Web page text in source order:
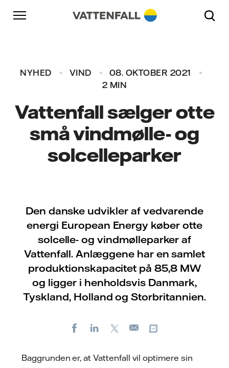
Skift til indhold
Gå til hovednavigation
Gå til sidefod
NYHED VIND
08. OKTOBER 2021
2 MIN
Vattenfall sælger otte
små vindmølle- og
solcelleparker
Den danske udvikler af vedvarende
energi European Energy køber otte
solcelle- og vindmølleparker af
Vattenfall. Anlæggene har en samlet
produktionskapacitet på 85,8 MW
og ligger i henholdsvis Danmark,
Tyskland, Holland og Storbritannien.
FacebookLinkedIn
E-
Baggrunden er, at Vattenfall vil optimere sin
Gå til hovednavigation